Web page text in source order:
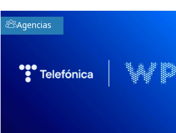
Agencias